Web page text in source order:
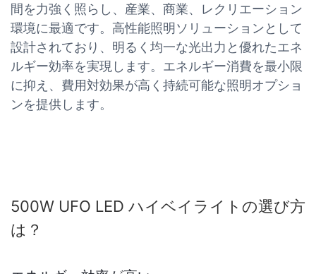
間を力強く照らし、産業、商業、レクリエーション
環境に最適です。高性能照明ソリューションとして
設計されており、明るく均一な光出力と優れたエネ
ルギー効率を実現します。エネルギー消費を最小限
に抑え、費用対効果が高く持続可能な照明オプショ
ンを提供します。
500W UFO LED ハイベイライトの選び方
は？